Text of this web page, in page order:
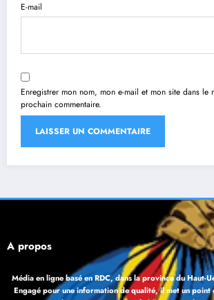
E-mail
Enregistrer mon nom, mon e-mail et mon site dans le
prochain commentaire.
À propos
Média en ligne basé en RDC, dans la province du Haut-
Engagé pour une information de qualité, il met un point